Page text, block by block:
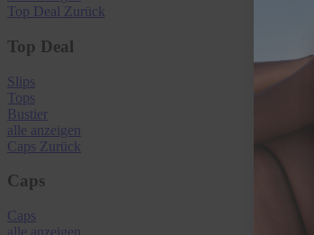
Top Deal Zurück
Top Deal
Slips
Tops
Bustier
alle anzeigen
Caps Zurück
Caps
Caps
alle anzeigen